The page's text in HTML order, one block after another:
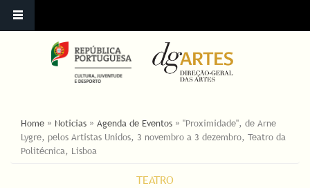
ESTÁ AQUI
Home » Noticias » Agenda de Eventos » "Proximidade", de Arne
Lygre, pelos Artistas Unidos, 3 novembro a 3 dezembro, Teatro da
Politécnica, Lisboa
TEATRO